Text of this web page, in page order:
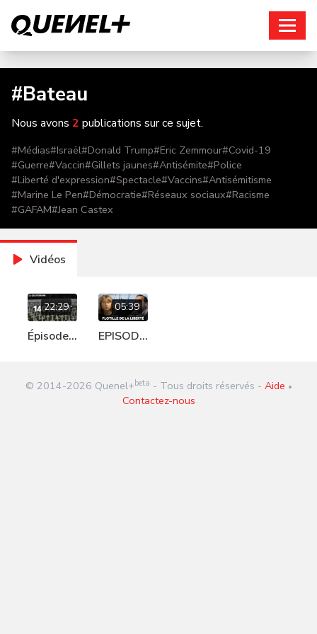
#Bateau
Nous avons 2 publications sur ce sujet.
#Médias#Israël#Donald Trump#Eric Zemmour#Covid-19
#Guerre#Vaccin#Gillets jaunes#Antisémite#Police
#Liberté d'expression#Spectacle#Vaccins#Antisémitisme
#Marine Le Pen#Démocratie#Réseaux sociaux#Racisme
#GAFAM#Jean Castex
Vidéos
22:29
Épisode
05:39
EPISODE
de la
Liberté
© 2014-2026 Quenel+ beta - Tous droits réservés - Aide •
Contactez-nous